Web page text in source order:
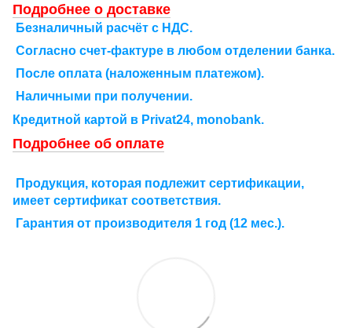
Подробнее о доставке
Безналичный расчёт с НДС.
Согласно счет-фактуре в любом отделении банка.
После оплата (наложенным платежом).
Наличными при получении.
Кредитной картой в Рrivat24, monobank.
Подробнее об оплате
Продукция, которая подлежит сертификации,
имеет сертификат соответствия.
Гарантия от производителя 1 год (12 мес.).